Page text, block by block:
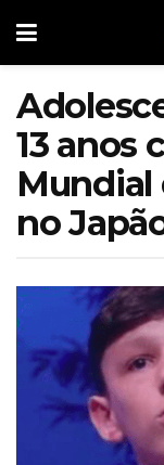
13 anos
Mundial
no